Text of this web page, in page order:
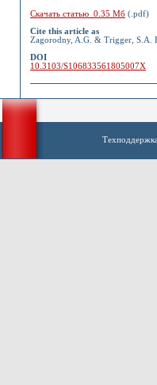
Скачать статью 0.35 Мб (.pdf)
Cite this article as
Zagorodny, A.G. & Trigger, S.A.
DOI
10.3103/S106833561805007X